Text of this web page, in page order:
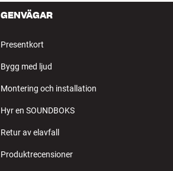
GENVÄGAR
Presentkort
Bygg med ljud
Montering och installation
Hyr en SOUNDBOKS
Retur av elavfall
Produktrecensioner